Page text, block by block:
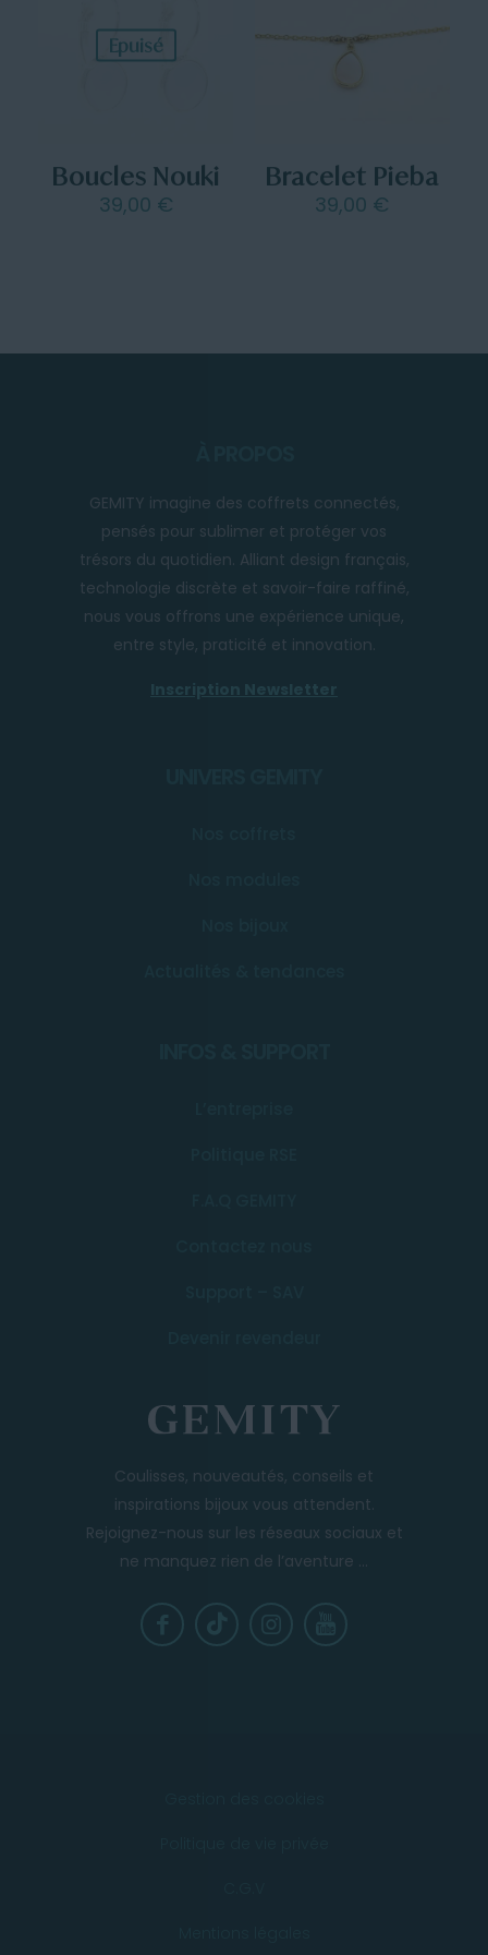
Epuisé
Boucles Nouki
39,00 €
Bracelet Pieba
39,00 €
GEMITY imagine des coffrets connectés,
pensés pour sublimer et protéger vos
trésors du quotidien. Alliant design français,
technologie discrète et savoir-faire raffiné,
nous vous offrons une expérience unique,
entre style, praticité et innovation.
Inscription Newsletter
Coulisses, nouveautés, conseils et
inspirations bijoux vous attendent.
Rejoignez-nous sur les réseaux sociaux et
ne manquez rien de l’aventure ...